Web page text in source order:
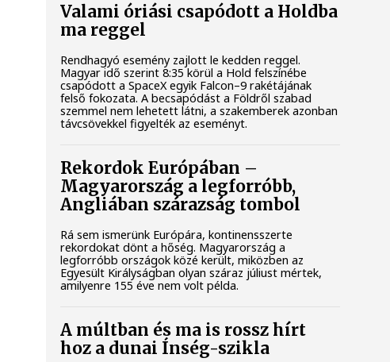
Valami óriási csapódott a Holdba
ma reggel
Rendhagyó esemény zajlott le kedden reggel.
Magyar idő szerint 8:35 körül a Hold felszínébe
csapódott a SpaceX egyik Falcon–9 rakétájának
felső fokozata. A becsapódást a Földről szabad
szemmel nem lehetett látni, a szakemberek azonban
távcsövekkel figyelték az eseményt.
Rekordok Európában –
Magyarország a legforróbb,
Angliában szárazság tombol
Rá sem ismerünk Európára, kontinensszerte
rekordokat dönt a hőség. Magyarország a
legforróbb országok közé került, miközben az
Egyesült Királyságban olyan száraz júliust mértek,
amilyenre 155 éve nem volt példa.
A múltban és ma is rossz hírt
hoz a dunai Ínség-szikla